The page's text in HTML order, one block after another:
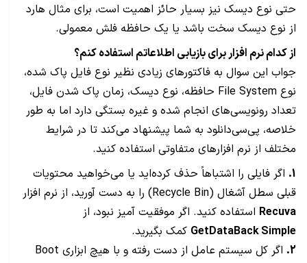
حتی نوع دیسک نیز بسیار حائز اهمیت است، برای مثال هارد
از نوع دیسک سخت باشد یا یک حافظه فلش معمولی.
از کدام نرم افزار برای بازیابی اطلاعاتم استفاده کنم؟
جواب این سوال به فاکتورهای زیادی نظیر نوع فایل پاک شده،
نوع File System حافظه، نوع دیسک، زمان پاک شدن فایل،
تعداد رونویسی‌های انجام شده و غیره بستگی دارد اما به طور
خلاصه، پی‌سی‌دانلود به شما پیشنهاد می‌کند تا در شرایط
مختلف از نرم افزارهای متفاوتی استفاده کنید.
1. اگر فایلی را اشتباهاً حذف کرده‌اید یا می‌خواهید محتویات
قبلی سطل آشغال (Recycle Bin) را به دست آورید، از نرم افزار
Recuva استفاده کنید. اگر موفقیت آمیز نبود، از
GetDataBack Simple کمک بگیرید.
2.
اگر کل سیستم عامل از دست رفته و با هیچ ابزاری Boot